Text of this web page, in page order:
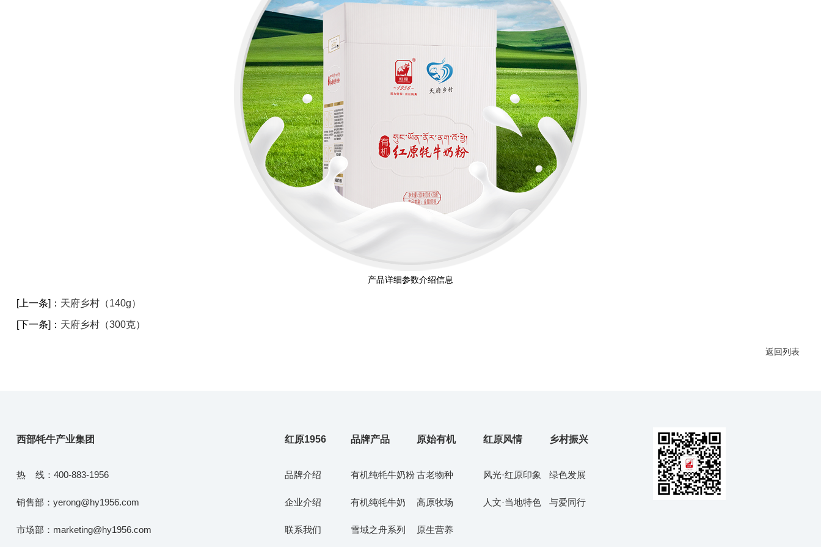
产品详细参数介绍信息
[上一条]： 天府乡村（140g）
[下一条]： 天府乡村（300克）
返回列表
西部牦牛产业集团
热 线：400-883-1956
销售部：yerong@hy1956.com
市场部：marketing@hy1956.com
红原1956
品牌介绍
企业介绍
联系我们
品牌产品
有机纯牦牛奶粉
有机纯牦牛奶
雪域之舟系列
原始有机
古老物种
高原牧场
原生营养
红原风情
风光·红原印象
人文·当地特色
乡村振兴
绿色发展
与爱同行